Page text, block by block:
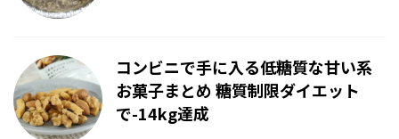
コンビニで手に入る低糖質な甘い系
お菓子まとめ 糖質制限ダイエット
で-14kg達成